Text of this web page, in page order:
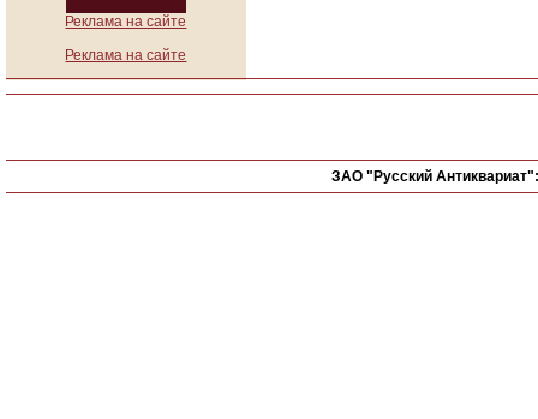
Реклама на сайте
Реклама на сайте
ЗАО "Русский Антиквариат":